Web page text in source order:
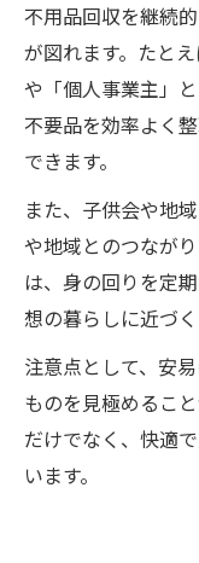
不用品回収を継続
が図れます。たと
や「個人事業主」
不要品を効率よく
できます。
また、子供会や地
や地域とのつなが
は、身の回りを定
想の暮らしに近づく
注意点として、安
ものを見極めるこ
だけでなく、快適
います。